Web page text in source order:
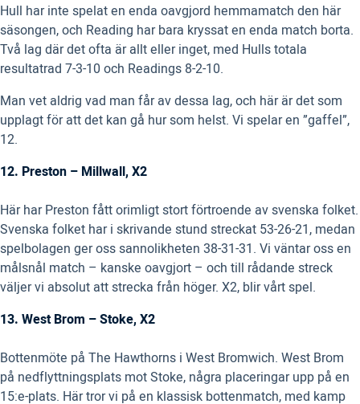
Hull har inte spelat en enda oavgjord hemmamatch den här
säsongen, och Reading har bara kryssat en enda match borta.
Två lag där det ofta är allt eller inget, med Hulls totala
resultatrad 7-3-10 och Readings 8-2-10.
Man vet aldrig vad man får av dessa lag, och här är det som
upplagt för att det kan gå hur som helst. Vi spelar en ”gaffel”,
12.
12. Preston – Millwall, X2
Här har Preston fått orimligt stort förtroende av svenska folket.
Svenska folket har i skrivande stund streckat 53-26-21, medan
spelbolagen ger oss sannolikheten 38-31-31. Vi väntar oss en
målsnål match – kanske oavgjort – och till rådande streck
väljer vi absolut att strecka från höger. X2, blir vårt spel.
13. West Brom – Stoke, X2
Bottenmöte på The Hawthorns i West Bromwich. West Brom
på nedflyttningsplats mot Stoke, några placeringar upp på en
15:e-plats. Här tror vi på en klassisk bottenmatch, med kamp